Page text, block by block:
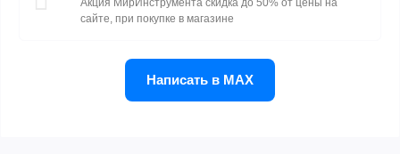
Акция МирИнструмента скидка до 50% от цены на
сайте, при покупке в магазине
Написать в MAX